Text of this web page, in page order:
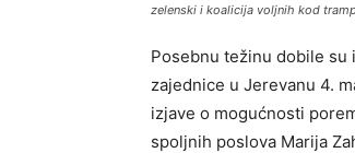
zelenski i koalicija voljnih kod
Posebnu težinu dobile su
zajednice u Jerevanu 4.
izjave o mogućnosti
spoljnih poslova Marija